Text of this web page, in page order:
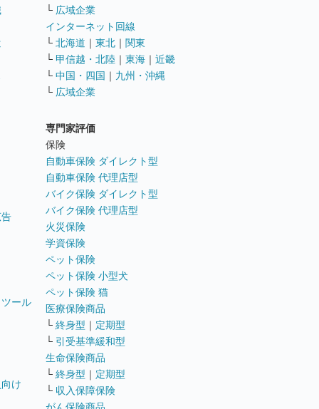
ール
け
└ 広域企業
インターネット回線
└ 北海道 ｜ 東北 ｜ 関東
└ 甲信越・北陸 ｜ 東海 ｜ 近畿
└ 中国・四国 ｜ 九州・沖縄
└ 広域企業
専門家評価
保険
自動車保険 ダイレクト型
自動車保険 代理店型
バイク保険 ダイレクト型
バイク保険 代理店型
火災保険
学資保険
ペット保険
ペット保険 小型犬
ペット保険 猫
医療保険商品
└ 終身型 ｜ 定期型
└ 引受基準緩和型
生命保険商品
└ 終身型 ｜ 定期型
└ 収入保障保険